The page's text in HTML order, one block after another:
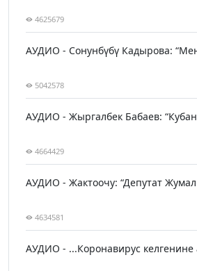
4625679
АУДИО - Сонунбүбү Кадырова:
5042578
АУДИО - Жыргалбек Бабаев:
4664429
АУДИО - Жактоочу: “Депутат
4634581
АУДИО - ...Коронавирус келгенине